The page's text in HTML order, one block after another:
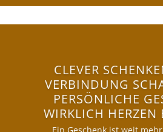
CLEVER
VERBINDUNG
PERSÖNLICHE
WIRKLICH HERZEN